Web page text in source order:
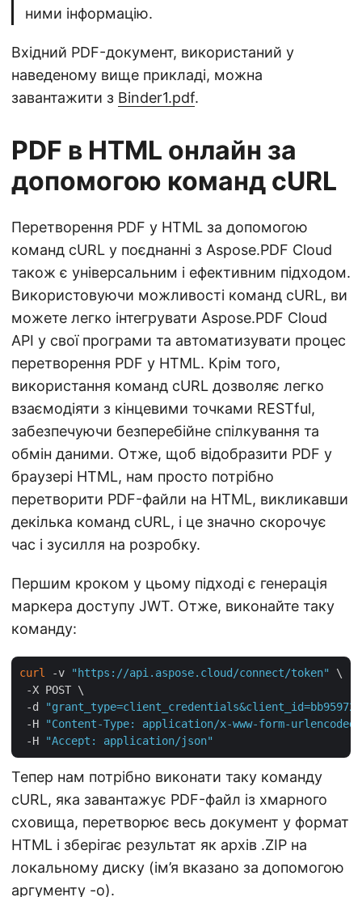
ними інформацію.
Вхідний PDF-документ, використаний у
наведеному вище прикладі, можна
завантажити з Binder1.pdf.
PDF в HTML онлайн за
допомогою команд cURL
Перетворення PDF у HTML за допомогою
команд cURL у поєднанні з Aspose.PDF Cloud
також є універсальним і ефективним підходом.
Використовуючи можливості команд cURL, ви
можете легко інтегрувати Aspose.PDF Cloud
API у свої програми та автоматизувати процес
перетворення PDF у HTML. Крім того,
використання команд cURL дозволяє легко
взаємодіяти з кінцевими точками RESTful,
забезпечуючи безперебійне спілкування та
обмін даними. Отже, щоб відобразити PDF у
браузері HTML, нам просто потрібно
перетворити PDF-файли на HTML, викликавши
декілька команд cURL, і це значно скорочує
час і зусилля на розробку.
Першим кроком у цьому підході є генерація
маркера доступу JWT. Отже, виконайте таку
команду:
curl -v "https://api.aspose.cloud/connect/token"
\
-X POST \
-d
"grant_type=client_credentials&client_id=bb959721-
-H
"Content-Type: application/x-www-form-urlencoded"
-H
"Accept: application/json"
Тепер нам потрібно виконати таку команду
cURL, яка завантажує PDF-файл із хмарного
сховища, перетворює весь документ у формат
HTML і зберігає результат як архів .ZIP на
локальному диску (ім’я вказано за допомогою
аргументу -o).